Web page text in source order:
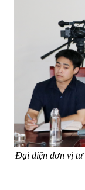
Đại diện đơn vị tư